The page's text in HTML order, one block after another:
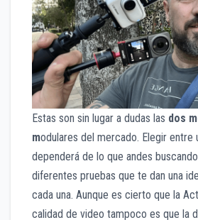
Estas son sin lugar a dudas las dos
modulares del mercado. Elegir entre
dependerá de lo que andes
diferentes pruebas que te dan una
cada una. Aunque es cierto que la
calidad de video tampoco es que la